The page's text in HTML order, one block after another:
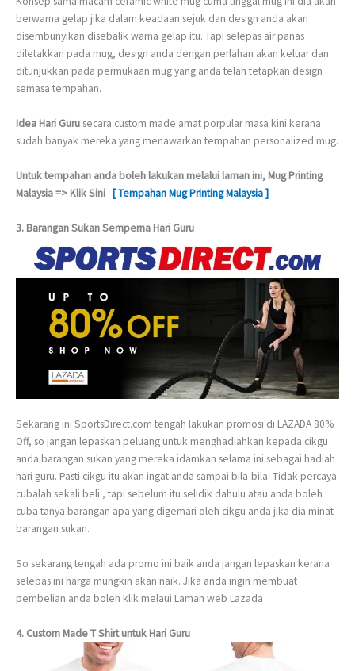
berwarna gelap jika dalam keadaan sejuk dan design anda akan
disembunyikan disebalik warna gelap itu. Tapi selepas air panas
diletakkan pada mug, design anda dengan perlahan akan keluar dan
ditunjukkan pada permukaan mug yang anda telah tetapkan design
semasa tempahan.
Idea Hari Guru secara custom made amat porpular masa kini kerana
sudah banyak mereka yang menawarkan tempahan personalized mug.
Untuk tempahan anda boleh lakukan melalui laman ini, Mug Printing
Malaysia => Klik Sini [ Tempahan Mug Printing Malaysia ]
3. Barangan Sukan Semperna Hari Guru
Sekarang ini SportsDirect.com tengah lakukan promosi di LAZADA 80%
Off, so jangan lepaskan peluang untuk menghadiahkan kepada cikgu
anda barangan sukan yang mereka idamkan selama ini sebagai hadiah
hari guru. Pasti cikgu itu akan ingat anda sampai bila-bila. Tidak percaya
cubalah sekali beli , tapi sebelum itu selidik dahulu atau anda boleh
cuba tanya barangan apa yang digemari oleh cikgu anda jika dia minat
barangan sukan.
So sekarang tengah ada promo ini baik anda jangan lepaskan kerana
selepas ini harga mungkin akan naik. Jika anda ingin membuat
pembelian anda boleh klik melaui Laman web Lazada
4. Custom Made T Shirt untuk Hari Guru